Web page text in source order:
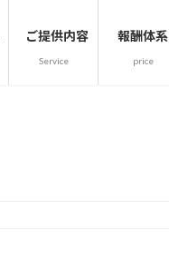
ご提供内容
Service
報酬体系
price